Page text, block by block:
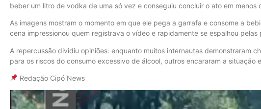
beber um litro de vodka de uma só vez e conseguiu concluir o ato em menos
As imagens mostram o momento em que ele pega a garrafa e consome a
cena impressionou quem registrava o vídeo e rapidamente se espalhou pelas
A repercussão dividiu opiniões: enquanto muitos internautas demonstraram
para os riscos do consumo excessivo de álcool, outros encararam a situação
Redação Cipó News